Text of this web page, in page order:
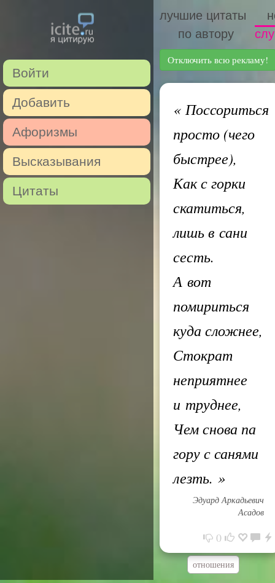
Войти
Добавить
Афоризмы
Высказывания
Цитаты
лучшие цитаты
по автору
Отключить всю рекламу!
«Поссориться
просто (чего
быстрее),
Как с горки
скатиться,
лишь в сани
сесть.
А вот
помириться
куда сложнее,
Стократ
неприятнее
и труднее,
Чем снова па
гору с санями
лезть. »
Эдуард Аркадьевич
Асадов
0
отношения